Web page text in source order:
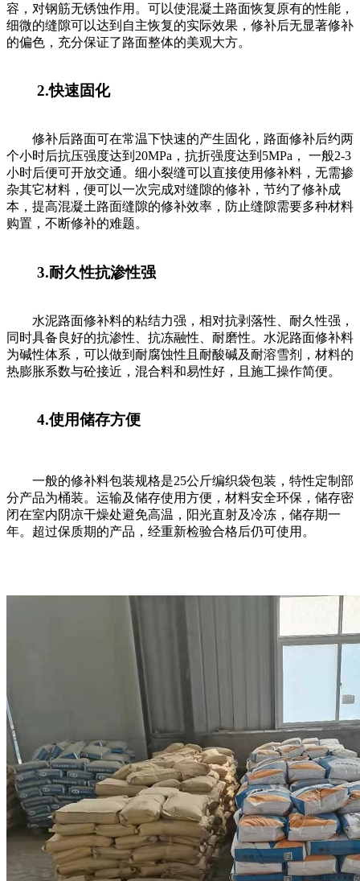
容，对钢筋无锈蚀作用。可以使混凝土路面恢复原有的性能，
细微的缝隙可以达到自主恢复的实际效果，修补后无显著修补
的偏色，充分保证了路面整体的美观大方。
2.快速固化
修补后路面可在常温下快速的产生固化，路面修补后约两
个小时后抗压强度达到20MPa，抗折强度达到5MPa， 一般2-3
小时后便可开放交通。细小裂缝可以直接使用修补料，无需掺
杂其它材料，便可以一次完成对缝隙的修补，节约了修补成
本，提高混凝土路面缝隙的修补效率，防止缝隙需要多种材料
购置，不断修补的难题。
3.耐久性抗渗性强
水泥路面修补料的粘结力强，相对抗剥落性、耐久性强，
同时具备良好的抗渗性、抗冻融性、耐磨性。水泥路面修补料
为碱性体系，可以做到耐腐蚀性且耐酸碱及耐溶雪剂，材料的
热膨胀系数与砼接近，混合料和易性好，且施工操作简便。
4.使用储存方便
一般的修补料包装规格是25公斤编织袋包装，特性定制部
分产品为桶装。运输及储存使用方便，材料安全环保，储存密
闭在室内阴凉干燥处避免高温，阳光直射及冷冻，储存期一
年。超过保质期的产品，经重新检验合格后仍可使用。